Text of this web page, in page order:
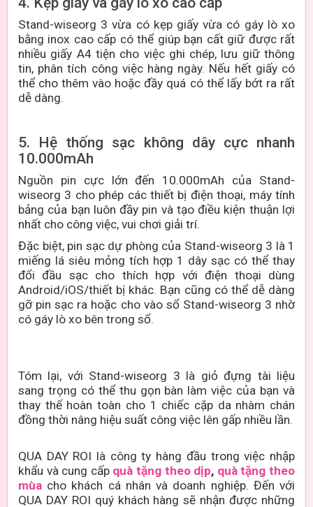
Stand-wiseorg 3 vừa có kẹp giấy vừa có gáy lò xo
bằng inox cao cấp có thể giúp bạn cất giữ được rất
nhiều giấy A4 tiện cho việc ghi chép, lưu giữ thông
tin, phân tích công việc hàng ngày. Nếu hết giấy có
thể cho thêm vào hoặc đầy quá có thể lấy bớt ra rất
dễ dàng.
5. Hệ thống sạc không dây cực nhanh
10.000mAh
Nguồn pin cực lớn đến 10.000mAh của Stand-
wiseorg 3 cho phép các thiết bị điện thoại, máy tính
bảng của bạn luôn đầy pin và tạo điều kiện thuận lợi
nhất cho công việc, vui chơi giải trí.
Đặc biệt, pin sạc dự phòng của Stand-wiseorg 3 là 1
miếng lá siêu mỏng tích hợp 1 dây sạc có thể thay
đổi đầu sạc cho thích hợp với điện thoại dùng
Android/iOS/thiết bị khác. Bạn cũng có thể dễ dàng
gỡ pin sạc ra hoặc cho vào sổ Stand-wiseorg 3 nhờ
có gáy lò xo bên trong sổ.
Tóm lại, với Stand-wiseorg 3 là giỏ đựng tài liệu
sang trọng có thể thu gọn bàn làm việc của bạn và
thay thế hoàn toàn cho 1 chiếc cặp da nhàm chán
đồng thời nâng hiệu suất công việc lên gấp nhiều lần.
QUA DAY ROI là công ty hàng đầu trong việc nhập
khẩu và cung cấp quà tặng theo dịp, quà tặng theo
mùa cho khách cá nhân và doanh nghiệp. Đến với
QUA DAY ROI quý khách hàng sẽ nhận được những